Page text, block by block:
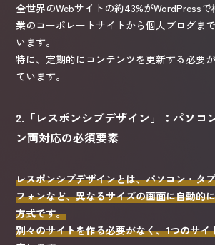
全世界のWebサイトの約43%がWordPress
業のコーポレートサイトから個人ブログま
います。
特に、定期的にコンテンツを更新する必要
ています。
2.「レスポンシブデザイン」：パソコ
ン両対応の必須要素
レスポンシブデザインとは、パソコン・タ
フォンなど、異なるサイズの画面に自動的
方式です。
別々のサイトを作る必要がなく、1つのサ